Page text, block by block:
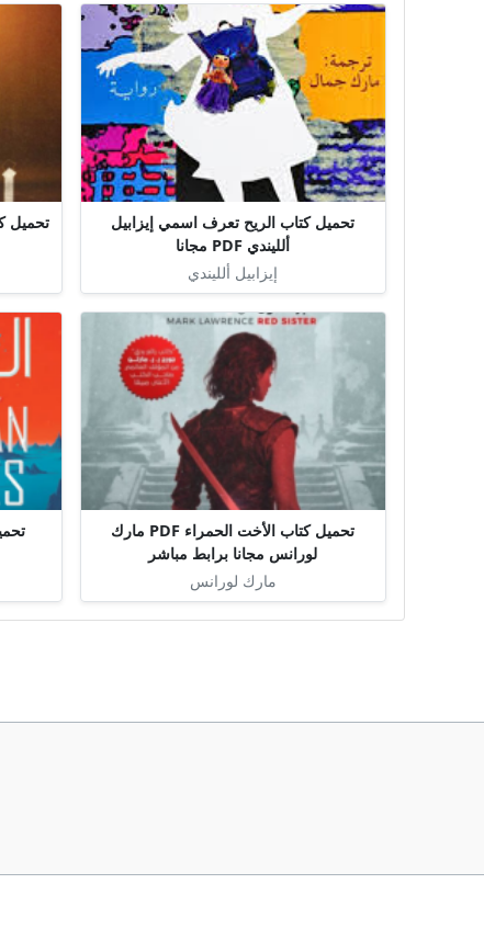
تحميل كتاب الريح تعرف اسمي إيزابيل
ألليندي PDF مجانا
إيزابيل ألليندي
تحميل كتاب الأخت الحمراء PDF مارك
لورانس مجانا برابط مباشر
مارك لورانس